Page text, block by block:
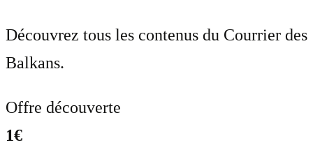
Découvrez tous les contenus du Courrier des
Balkans.
Offre découverte
1€